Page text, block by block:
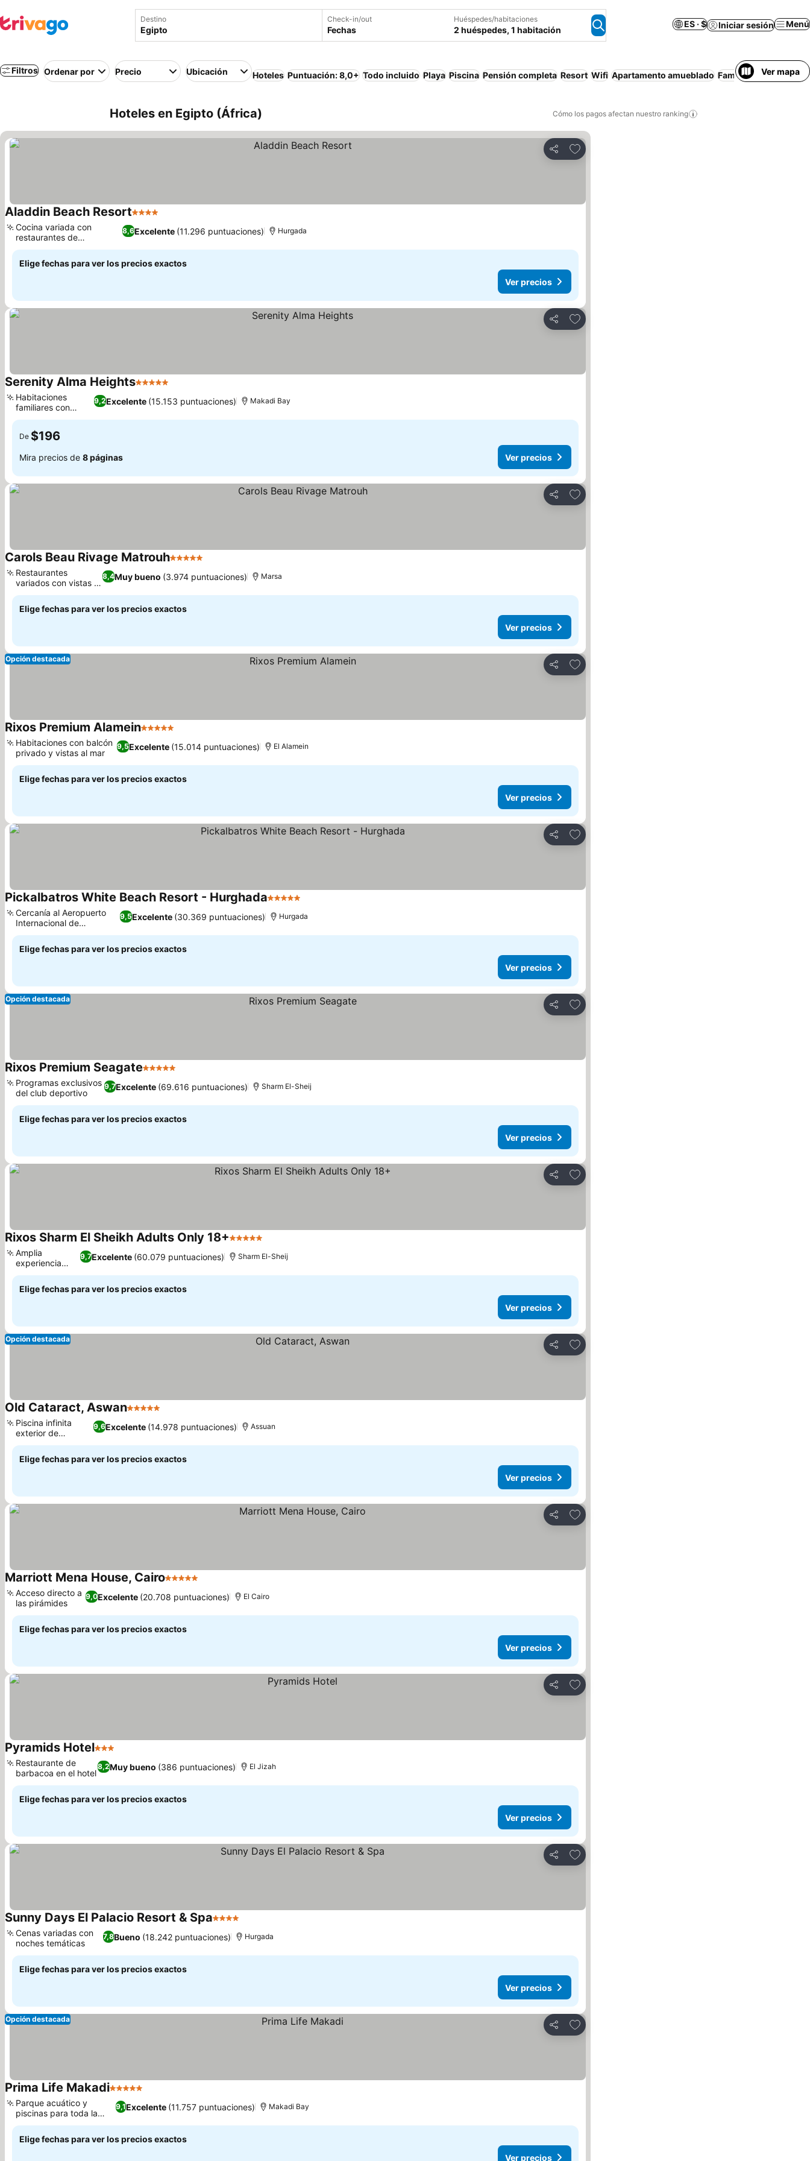
Destino Check-in/out
Fechas
Huéspedes/habitaciones
2 huéspedes, 1 habitación
ES · $ Iniciar sesión Menú
Filtros Ordenar por Precio Ubicación Hoteles Puntuación: 8,0+ Todo incluido Playa Piscina Pensión completa Resort Wifi Apartamento amueblado Familias Desayuno
Ver mapa
Hoteles en Egipto (África) Cómo los pagos afectan nuestro ranking
Compartir
Agregar a favoritos
Aladdin Beach Resort4 Estrellas
8,6Excelente (11.296 puntuaciones)
Cocina variada con
restaurantes de
especialidades
Hurgada
Elige fechas para ver los precios exactos
Ver precios
Compartir
Agregar a favoritos
Serenity Alma Heights5 Estrellas
9,2Excelente (15.153 puntuaciones)
Habitaciones
familiares con
balcón
Makadi Bay
De $196
Mira precios de 8 páginas Ver precios
Compartir
Agregar a favoritos
Carols Beau Rivage Matrouh5 Estrellas
8,4Muy bueno (3.974 puntuaciones)
Restaurantes
variados con vistas al
mar
Marsa
Elige fechas para ver los precios exactos
Ver precios
Compartir
Agregar a favoritos
Opción destacada
Rixos Premium Alamein5 Estrellas
9,5Excelente (15.014 puntuaciones)
Habitaciones con balcón
privado y vistas al mar
El Alamein
Elige fechas para ver los precios exactos
Ver precios
Compartir
Agregar a favoritos
Pickalbatros White Beach Resort - Hurghada5 Estrellas
9,5Excelente (30.369 puntuaciones)
Cercanía al Aeropuerto
Internacional de
Hurghada
Hurgada
Elige fechas para ver los precios exactos
Ver precios
Compartir
Agregar a favoritos
Opción destacada
Rixos Premium Seagate5 Estrellas
9,7Excelente (69.616 puntuaciones)
Programas exclusivos
del club deportivo
Sharm El-Sheij
Elige fechas para ver los precios exactos
Ver precios
Compartir
Agregar a favoritos
Rixos Sharm El Sheikh Adults Only 18+5 Estrellas
9,7Excelente (60.079 puntuaciones)
Amplia
experiencia
culinaria
Sharm El-Sheij
Elige fechas para ver los precios exactos
Ver precios
Compartir
Agregar a favoritos
Opción destacada
Old Cataract, Aswan5 Estrellas
9,6Excelente (14.978 puntuaciones)
Piscina infinita
exterior de
ensueño
Assuan
Elige fechas para ver los precios exactos
Ver precios
Compartir
Agregar a favoritos
Marriott Mena House, Cairo5 Estrellas
9,0Excelente (20.708 puntuaciones)
Acceso directo a
las pirámides
El Cairo
Elige fechas para ver los precios exactos
Ver precios
Compartir
Agregar a favoritos
Pyramids Hotel3 Estrellas
8,2Muy bueno (386 puntuaciones)
Restaurante de
barbacoa en el hotel
El Jizah
Elige fechas para ver los precios exactos
Ver precios
Compartir
Agregar a favoritos
Sunny Days El Palacio Resort & Spa4 Estrellas
7,8Bueno (18.242 puntuaciones)
Cenas variadas con
noches temáticas
Hurgada
Elige fechas para ver los precios exactos
Ver precios
Compartir
Agregar a favoritos
Opción destacada
Prima Life Makadi5 Estrellas
9,1Excelente (11.757 puntuaciones)
Parque acuático y
piscinas para toda la
familia
Makadi Bay
Elige fechas para ver los precios exactos
Ver precios